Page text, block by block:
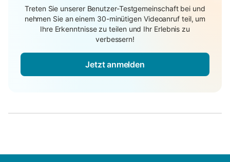
Treten Sie unserer Benutzer-Testgemeinschaft bei und
nehmen Sie an einem 30-minütigen Videoanruf teil, um
Ihre Erkenntnisse zu teilen und Ihr Erlebnis zu
verbessern!
Jetzt anmelden